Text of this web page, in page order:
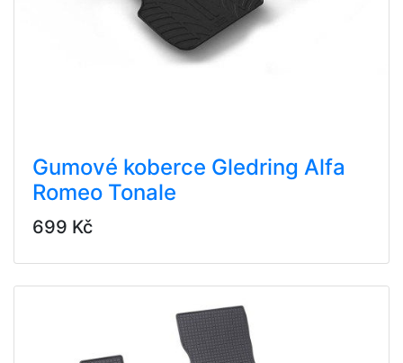
Gumové koberce Gledring Alfa
Romeo Tonale
699 Kč